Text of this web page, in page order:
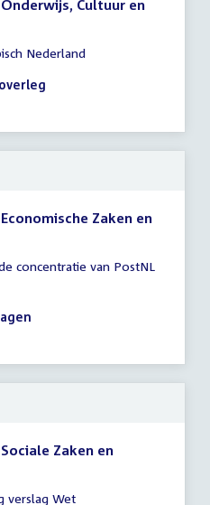
Cultuur en
Nederland
Zaken en
concentratie van PostNL
Zaken en
verslag Wet